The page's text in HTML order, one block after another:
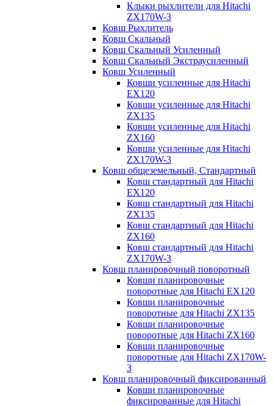
Клыки рыхлители для Hitachi
ZX170W-3
Ковш Рыхлитель
Ковш Скальный
Ковш Скальный Усиленный
Ковш Скальный Экстраусиленный
Ковш Усиленный
Ковши усиленные для Hitachi
EX120
Ковши усиленные для Hitachi
ZX135
Ковши усиленные для Hitachi
ZX160
Ковши усиленные для Hitachi
ZX170W-3
Ковш общеземельный, Стандартный
Ковш стандартный для Hitachi
EX120
Ковш стандартный для Hitachi
ZX135
Ковш стандартный для Hitachi
ZX160
Ковш стандартный для Hitachi
ZX170W-3
Ковш планировочный поворотный
Ковши планировочные
поворотные для Hitachi EX120
Ковши планировочные
поворотные для Hitachi ZX135
Ковши планировочные
поворотные для Hitachi ZX160
Ковши планировочные
поворотные для Hitachi ZX170W-
3
Ковш планировочный фиксированный
Ковши планировочные
фиксированные для Hitachi